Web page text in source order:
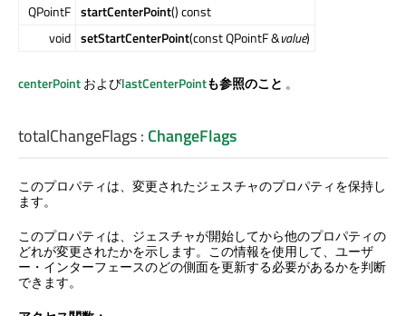
QPointF startCenterPoint() const
void setStartCenterPoint(const QPointF &value)
centerPointおよびlastCenterPointも参照のこと 。
totalChangeFlags: ChangeFlags
このプロパティは、変更されたジェスチャのプロパティを保持し
ます。
このプロパティは、ジェスチャが開始してから他のプロパティの
どれが変更されたかを示します。この情報を使用して、ユーザ
ー・インターフェースのどの側面を更新する必要があるかを判断
できます。